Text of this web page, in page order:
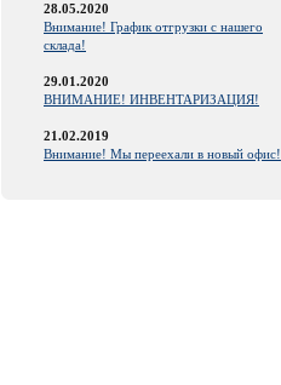
28.05.2020
Внимание! График отгрузки с нашего
склада!
29.01.2020
ВНИМАНИЕ! ИНВЕНТАРИЗАЦИЯ!
21.02.2019
Внимание! Мы переехали в новый офис!